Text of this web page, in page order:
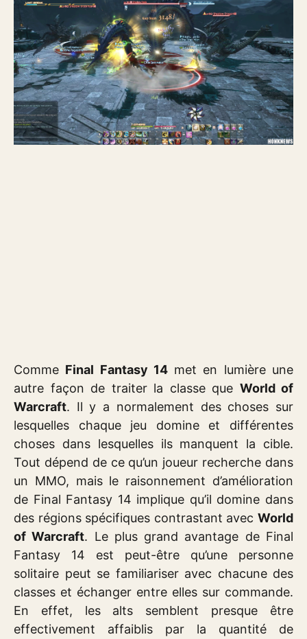
Comme Final Fantasy 14met en lumière une
autre façon de traiter la classe que World of
Warcraft. Il y a normalement des choses sur
lesquelles chaque jeu domine et différentes
choses dans lesquelles ils manquent la cible.
Tout dépend de ce qu’un joueur recherche dans
un MMO, mais le raisonnement d’amélioration
de Final Fantasy 14 implique qu’il domine dans
des régions spécifiques contrastant avec World
of Warcraft. Le plus grand avantage de Final
Fantasy 14 est peut-être qu’une personne
solitaire peut se familiariser avec chacune des
classes et échanger entre elles sur commande.
En effet, les alts semblent presque être
effectivement affaiblis par la quantité de